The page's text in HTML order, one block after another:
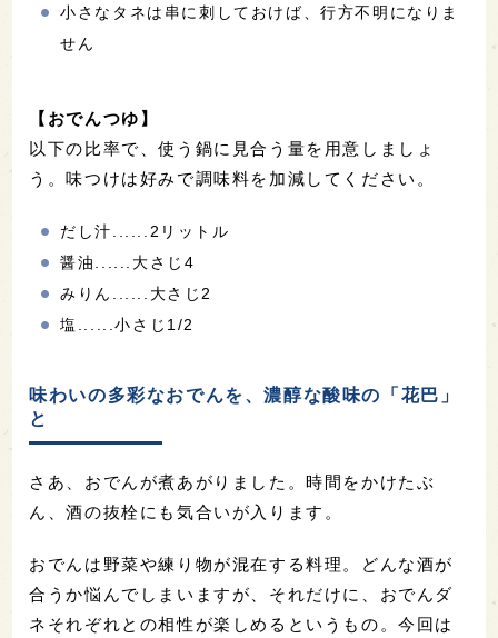
小さなタネは串に刺しておけば、行方不明になりま
せん
【おでんつゆ】
以下の比率で、使う鍋に見合う量を用意しましょ
う。味つけは好みで調味料を加減してください。
だし汁......2リットル
醤油......大さじ4
みりん......大さじ2
塩......小さじ1/2
味わいの多彩なおでんを、濃醇な酸味の「花巴」
と
さあ、おでんが煮あがりました。時間をかけたぶ
ん、酒の抜栓にも気合いが入ります。
おでんは野菜や練り物が混在する料理。どんな酒が
合うか悩んでしまいますが、それだけに、おでんダ
ネそれぞれとの相性が楽しめるというもの。今回は